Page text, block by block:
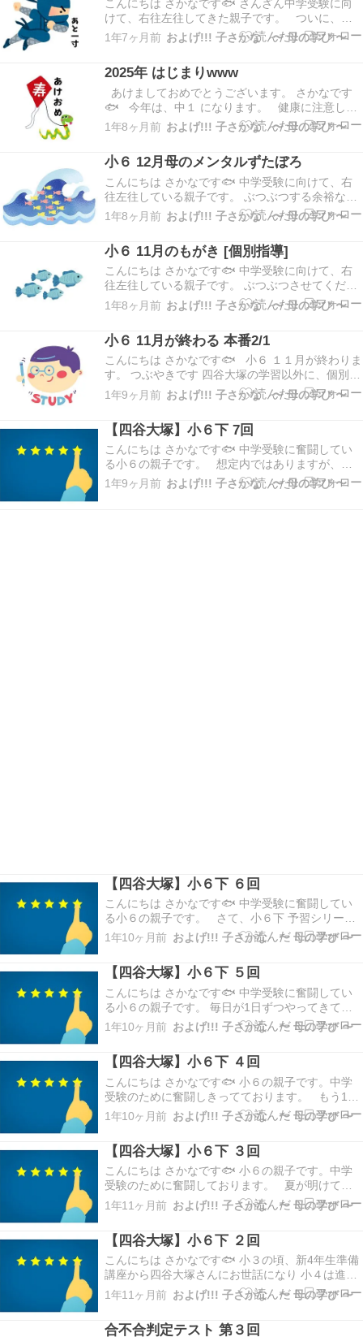
こんにちは さかなです🐟 さんざん中学受験に向
けて、右往左往してきた親子です。 ついに、受
験直前期に入ってまいりました♡ 正直、わたしの
精神状態は穏やかとは程遠く、思うように睡眠、
て乗り越えたいです。 さて、直前は何をし…
1年7ヶ月前 およげ!!! 子さかな 〜 母の学び 〜
2025年 はじまりwww
あけましておめでとうございます。 さかなです
🐟 今年は、中１ になります。 健康に注意し
て、悔いのない受験を経験できればうれしいで
す。 娘の人生はまだまだこれから、中学受験から
ら嬉しいです。 娘２人が中学受験を乗り越え…
1年8ヶ月前 およげ!!! 子さかな 〜 母の学び 〜
小６ 12月母のメンタルずたぼろ
こんにちは さかなです🐟 中学受験に向けて、右
往左往している親子です。 ぶつぶつする余裕なく
しばらく、こちらにつぶやくことは難しそうで
す。 一応、1月校の出願は済ませました。 1月校
過ごすことになりそうです。 もちろん、個別にも
行…
1年8ヶ月前 およげ!!! 子さかな 〜 母の学び 〜
小６ 11月のもがき [個別指導]
こんにちは さかなです🐟 中学受験に向けて、右
往左往している親子です。 ぶつぶつさせてくださ
い、つぶやきです。 ブログを書かずにいた日々
なにをしてたかといえば、学習のやりかたにメス
別を追加しました。 四谷大塚の1週間 日曜授…
1年8ヶ月前 およげ!!! 子さかな 〜 母の学び 〜
小６ 11月が終わる 本番2/1
こんにちは さかなです🐟 小６ １１月が終わりま
す。 つぶやきです 四谷大塚の学習以外に、個別を
週１追加し さらに週１追加 →週２個別通ってま
す。 わがやは、過去問に取り組むまでの基礎力
だ、早いです」と言われほとんど過去問をやり…
1年9ヶ月前 およげ!!! 子さかな 〜 母の学び 〜
【四谷大塚】小６下 7回
こんにちは さかなです🐟 中学受験に奮闘してい
る小６の親子です。 想定内ではありますが、過
去問が全然解けない。 どうしたらいいのか、震え
上がってます。 だいぶ母の精神状況はまずい状況
1年9ヶ月前 およげ!!! 子さかな 〜 母の学び 〜
【四谷大塚】小６下 ６回
こんにちは さかなです🐟 中学受験に奮闘してい
る小６の親子です。 さて、小６下 予習シリーズ
第６回 週テストの結果デス （国語A, 算数A, 理科
AB, 社会AB） 受験者数 計 1,820名（男子889
算数（100…
1年10ヶ月前 およげ!!! 子さかな 〜 母の学び 〜
【四谷大塚】小６下 ５回
こんにちは さかなです🐟 中学受験に奮闘してい
る小６の親子です。 毎日が1日ずつやってきては
過ぎているのに、一気に本番に近づいた感じがし
てびびってる母です。 思うようにいってないので
６下 予習シリーズ第5回 週テストの結果デス （…
1年10ヶ月前 およげ!!! 子さかな 〜 母の学び 〜
【四谷大塚】小６下 ４回
こんにちは さかなです🐟 小６の親子です。中学
受験のために奮闘しきってております。 もう10
月にはいってしまいました。 ガンガン過去問すす
めてますかー？ ＿|￣|○💦 我が家は、まだ過去問す
手せず。 過去問やっても、ぜんぜん点が取…
1年10ヶ月前 およげ!!! 子さかな 〜 母の学び 〜
【四谷大塚】小６下 ３回
こんにちは さかなです🐟 小６の親子です。中学
受験のために奮闘しております。 夏が明けて、
過去問に着手してますかー？ 中学入試 2月1日まで
12０日 もう本番までこれしか残された日がない
い！ 当たり前のことを…
1年11ヶ月前 およげ!!! 子さかな 〜 母の学び 〜
【四谷大塚】小６下 ２回
こんにちは さかなです🐟 小３の頃、新4年生準備
講座から四谷大塚さんにお世話になり 小４は進学
クラブで通信で自宅学習 小５から四谷大塚に通塾
し 今 小６の親子です。 みなさん、まだまだ暑い
よ。 あこがれの中学校の文化祭、そのほか…
1年11ヶ月前 およげ!!! 子さかな 〜 母の学び 〜
合不合判定テスト 第３回